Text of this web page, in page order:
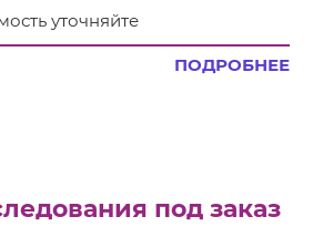
уточняйте
ПОДРОБНЕЕ
под заказ